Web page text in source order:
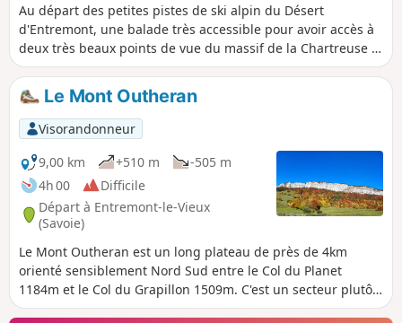
Au départ des petites pistes de ski alpin du Désert
d'Entremont, une balade très accessible pour avoir accès à
deux très beaux points de vue du massif de la Chartreuse à
la fois du pied du Mont Outhéran et de la Pointe de la
Cochette, ce dernier étant le plus grandiose. Montées et
descentes s'effectuent à l'ombre dans les bois et forêts pour
une découverte d'un très beau panorama du massif de la
Chartreuse. Rapport vue/effort imbattable !!!
Le Mont Outheran
Visorandonneur
9,00 km
+510 m
-505 m
4h 00
Difficile
Départ à Entremont-le-Vieux
(Savoie)
Le Mont Outheran est un long plateau de près de 4km
orienté sensiblement Nord Sud entre le Col du Planet
1184m et le Col du Grapillon 1509m. C'est un secteur plutôt
sauvage et pour cause, son accès par le Pas du Cuert n'est